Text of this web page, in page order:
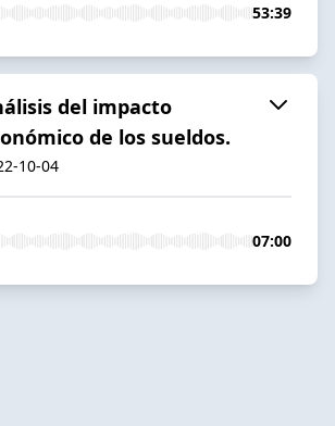
53:39
del impacto
de los sueldos.
10-04
07:00